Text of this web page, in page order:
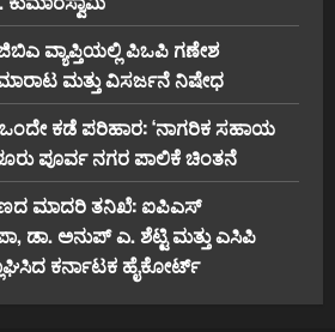
ವ್ಯಾಪ್ತಿಯಲ್ಲಿ ಪಿಒಪಿ ಗಣೇಶ
ಮತ್ತು ವಿಸರ್ಜನೆ ನಿಷೇಧ
ಕಡೆ ಪರಿಹಾರ: ‘ನಾಗರಿಕ ಸಹಾಯ
ಪೂರ್ವ ನಗರ ಪಾಲಿಕೆ ಚಿಂತನೆ
ಮಾದರಿ ತನಿಖೆ: ಐಪಿಎಸ್
ಡಾ. ಅನುಪ್ ಎ. ಶೆಟ್ಟಿ ಮತ್ತು ಎಸಿಪಿ
ಕರ್ನಾಟಕ ಹೈಕೋರ್ಟ್